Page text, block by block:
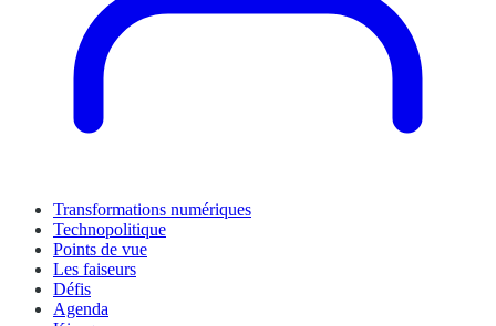
Transformations numériques
Technopolitique
Points de vue
Les faiseurs
Défis
Agenda